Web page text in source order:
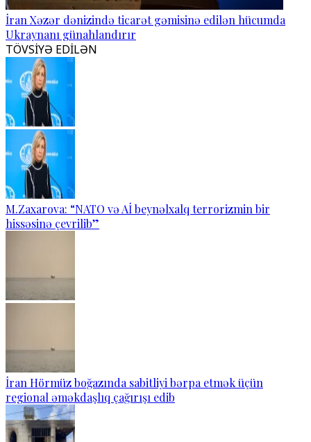
İran Xəzər dənizində ticarət gəmisinə edilən hücumda
Ukraynanı günahlandırır
TÖVSİYƏ EDİLƏN
M.Zaxarova: “NATO və Aİ beynəlxalq terrorizmin bir
hissəsinə çevrilib”
İran Hörmüz boğazında sabitliyi bərpa etmək üçün
regional əməkdaşlıq çağırışı edib